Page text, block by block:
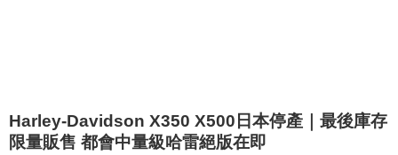
Harley-Davidson X350 X500日本停產｜最後庫存
限量販售 都會中量級哈雷絕版在即